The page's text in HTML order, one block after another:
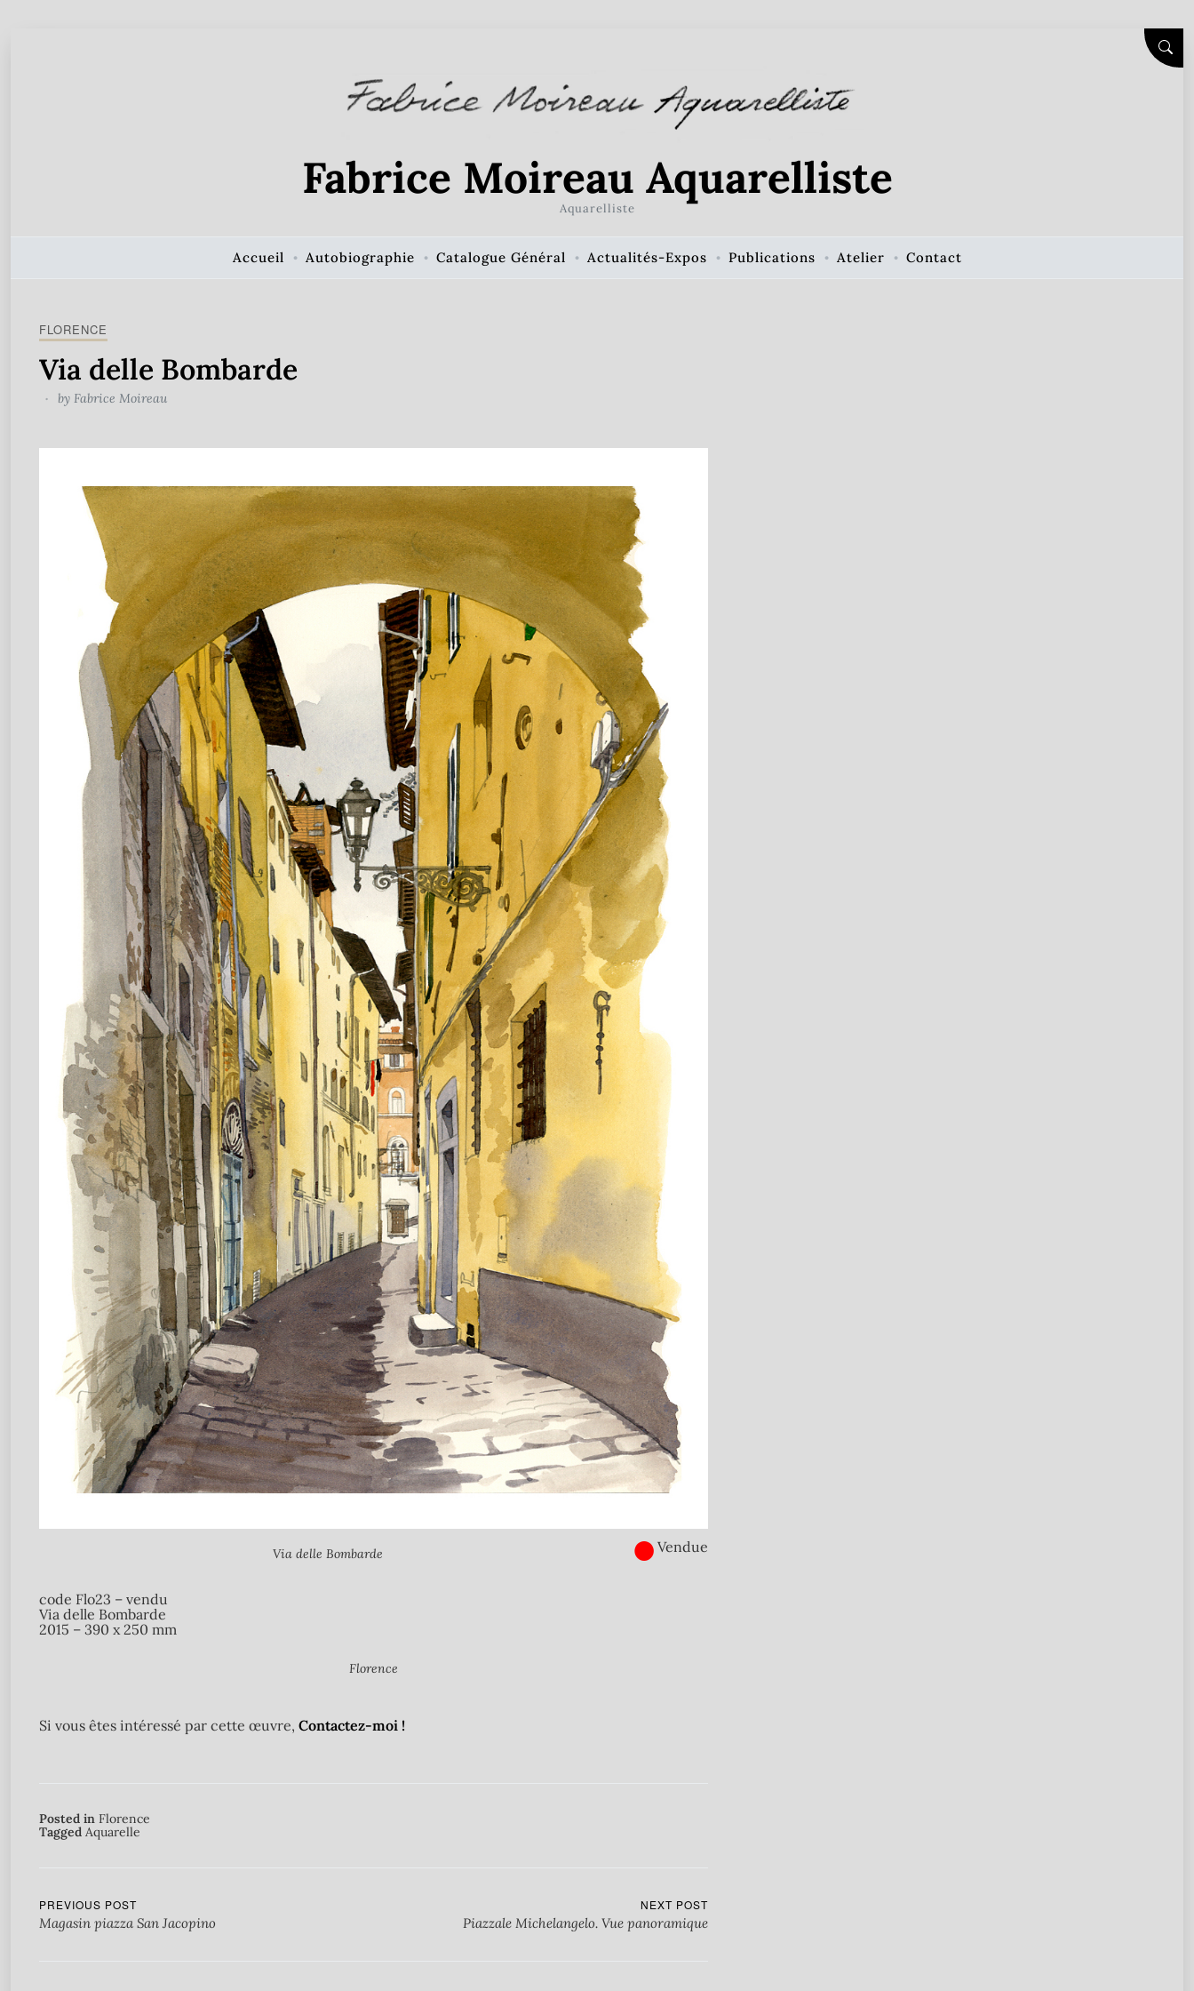
Fabrice Moireau Aquarelliste
Aquarelliste
Accueil Autobiographie Catalogue Général Actualités-Expos Publications Atelier Contact
FLORENCE
Via delle Bombarde
by Fabrice Moireau
Via delle Bombarde ●Vendue
code Flo23 – vendu
Via delle Bombarde
2015 – 390 x 250 mm
Florence
Si vous êtes intéressé par cette œuvre, Contactez-moi !
Posted in Florence
Tagged Aquarelle
PREVIOUS POST
Magasin piazza San Jacopino
NEXT POST
Piazzale Michelangelo. Vue panoramique